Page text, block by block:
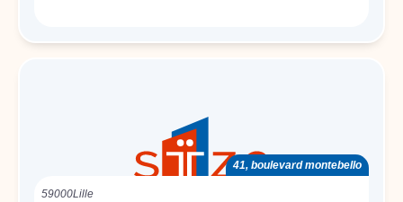
41, boulevard montebello
59000Lille